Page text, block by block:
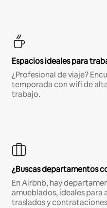
Espacios ideales para
¿Profesional de viaje?
temporada con wifi de
trabajo.
¿Buscas departamentos
En Airbnb, hay
amueblados, ideales
traslados y